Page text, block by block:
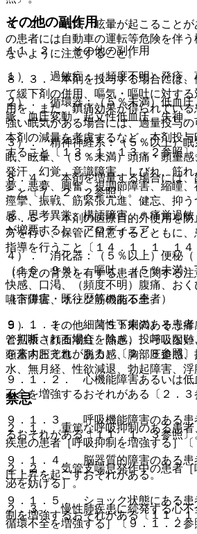
８．２． 眠気、眩暈が起こることが
の患者には自動車の運転等危険を伴
ないように注意すること。
８．３． 本剤を投与する場合には、
て緩下剤の併用、嘔気・嘔吐に対す
用を、また、鎮痛効果が得られてい
強い眠気がある場合には、過量投与
本剤の減量を考慮するなど、本剤投
すること〔１３．１、１３．２参照〕
８．４． 本剤を増量する場合には、
こと〔７．２．２参照〕。
８．５． 本剤の医療目的外使用を防
方を行い、保管に留意するとともに
指導を行うこと〔１４．１．１、１４
（特定の背景を有する患者に関する注
（合併症・既往歴等のある患者）
９．１．１． 細菌性下痢のある患者
と判断される場合を除き、投与しな
を来すおそれがある）〔２．８参照〕
９．１．２． 心機能障害あるいは低
不全を増強するおそれがある〔２．３
９．１．３． 呼吸機能障害のある患
るおそれがある〔１１．１．３参照〕
９．１．４． 脳器質的障害のある患
圧上昇を起こすおそれがある。
９．１．５． ショック状態にある患
制を増強するおそれがある〔１１．１
その他の副作用
１１．２． その他の副作用
１）． 過敏症：（頻度不明）発疹、
２）． 循環器：（５％未満）低血圧
脈、血圧変動、起立性低血圧、失神。
３）． 精神神経系：（５％以上）眠
眠、眩暈、（５％未満）頭痛・頭重感
発汗、幻覚、意識障害、しびれ、筋
夢、悪夢、興奮、視調節障害、縮瞳
痙攣、振戦、筋緊張亢進、健忘、抑
感、思考異常、構語障害、＊痛覚過
が増悪する］、アロディニア。
４）． 消化器：（５％以上）便秘（
（１６．９％）、嘔吐、（５％未満
快感、口渇、（頻度不明）腹痛、おく
嚥下障害、オッジ筋機能不全。
５）． その他：（５％未満）そう痒
管拡張（顔面潮紅、熱感）、呼吸困
頭蓋内圧亢進、脱力感、胸部圧迫感
水、無月経、性欲減退、勃起障害、浮
禁忌
２．１． 重篤な呼吸抑制のある患者
疾患の患者［呼吸抑制を増強する］〔
２．２． 気管支喘息発作中の患者［
泌を妨げる］。
２．３． 慢性肺疾患に続発する心不
循環不全を増強する］〔９．１．２参